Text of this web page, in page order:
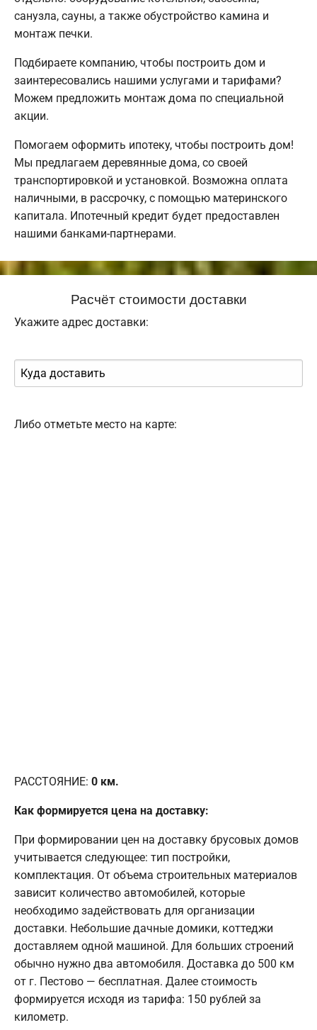
санузла, сауны, а также обустройство камина и
монтаж печки.
Подбираете компанию, чтобы построить дом и
заинтересовались нашими услугами и тарифами?
Можем предложить монтаж дома по специальной
акции.
Помогаем оформить ипотеку, чтобы построить дом!
Мы предлагаем деревянные дома, со своей
транспортировкой и установкой. Возможна оплата
наличными, в рассрочку, с помощью материнского
капитала. Ипотечный кредит будет предоставлен
нашими банками-партнерами.
Расчёт стоимости доставки
Укажите адрес доставки:
Либо отметьте место на карте:
РАССТОЯНИЕ: 0 км.
Как формируется цена на доставку:
При формировании цен на доставку брусовых домов
учитывается следующее: тип постройки,
комплектация. От объема строительных материалов
зависит количество автомобилей, которые
необходимо задействовать для организации
доставки. Небольшие дачные домики, коттеджи
доставляем одной машиной. Для больших строений
обычно нужно два автомобиля. Доставка до 500 км
от г. Пестово — бесплатная. Далее стоимость
формируется исходя из тарифа: 150 рублей за
километр.